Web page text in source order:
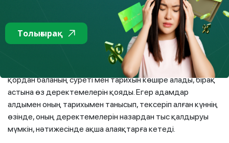
тыс қалған жоқ. Олар балалардың интернеттен алынған
фотосуреттерін пайдаланады, оларға жалған
өмірбаяндар жасайды, қолданыстағы барларымен
араласып кетпеу үшін жаңадан қор құрады. Кейбіреулері
тіпті салмақты көріну үшін, қорықпастан жұмыс істеп
жатқан қорларды көрсетіп қояды. Сондай-ақ, алаяқтар
қордан баланың суреті мен тарихын көшіре алады, бірақ
астына өз деректемелерін қояды. Егер адамдар
алдымен оның тарихымен танысып, тексеріп алған күннің
өзінде, оның деректемелерін назардан тыс қалдыруы
мүмкін, нәтижесінде ақша алаяқтарға кетеді.
Толығырақ